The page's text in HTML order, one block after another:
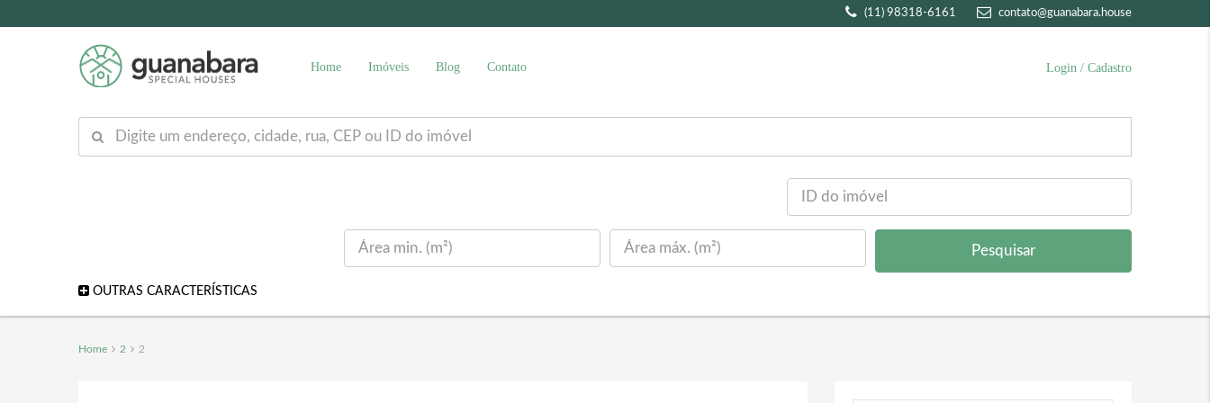
(11) 98318-6161 contato@guanabara.house
Home Imóveis Blog Contato Login / Cadastro
Pesquisar
OUTRAS CARACTERÍSTICAS
Home 2 2